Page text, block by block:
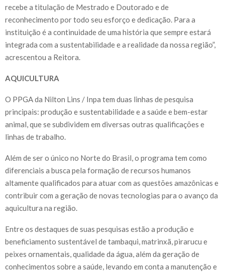
recebe a titulação de Mestrado e Doutorado e de
reconhecimento por todo seu esforço e dedicação. Para a
instituição é a continuidade de uma história que sempre estará
integrada com a sustentabilidade e a realidade da nossa região”,
acrescentou a Reitora.
AQUICULTURA
O PPGA da Nilton Lins / Inpa tem duas linhas de pesquisa
principais: produção e sustentabilidade e a saúde e bem-estar
animal, que se subdividem em diversas outras qualificações e
linhas de trabalho.
Além de ser o único no Norte do Brasil, o programa tem como
diferenciais a busca pela formação de recursos humanos
altamente qualificados para atuar com as questões amazônicas e
contribuir com a geração de novas tecnologias para o avanço da
aquicultura na região.
Entre os destaques de suas pesquisas estão a produção e
beneficiamento sustentável de tambaqui, matrinxã, pirarucu e
peixes ornamentais, qualidade da água, além da geração de
conhecimentos sobre a saúde, levando em conta a manutenção e